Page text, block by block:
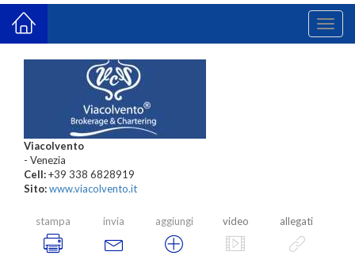
Viacolvento
- Venezia
Cell:+39 338 6828919
Sito:www.viacolvento.it
stampa invia aggiungi video allegati